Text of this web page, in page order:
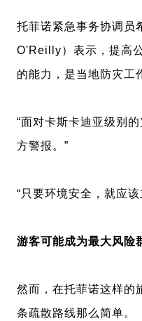
托菲诺紧急事务协调员
O'Reilly）表示，提高
的能力，是当地防灾工
“面对卡斯卡迪亚级别
方警报。”
“只要环境安全，就应
游客可能成为最大风险
然而，在托菲诺这样的
条疏散路线那么简单。